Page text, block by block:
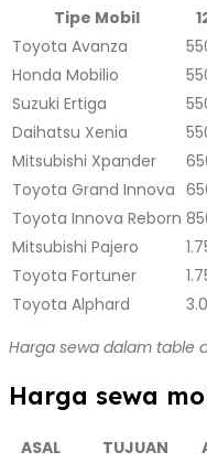
Tipe Mobil
Toyota Avanza
Honda Mobilio
Suzuki Ertiga
Daihatsu Xenia
Mitsubishi Xpander
Toyota Grand Innova
Toyota Innova Reborn
Mitsubishi Pajero
Toyota Fortuner
Toyota Alphard
Harga sewa dalam table
Harga sewa
ASAL TUJUAN